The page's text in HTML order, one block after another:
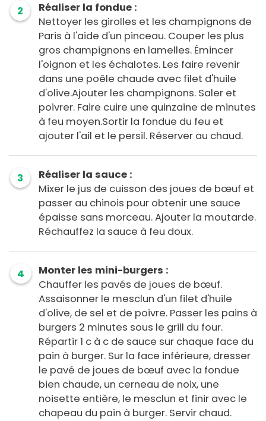
2
Réaliser la fondue :
Nettoyer les girolles et les champignons de
Paris à l'aide d'un pinceau. Couper les plus
gros champignons en lamelles. Émincer
l'oignon et les échalotes. Les faire revenir
dans une poêle chaude avec filet d'huile
d'olive.Ajouter les champignons. Saler et
poivrer. Faire cuire une quinzaine de minutes
à feu moyen.Sortir la fondue du feu et
ajouter l'ail et le persil. Réserver au chaud.
3
Réaliser la sauce :
Mixer le jus de cuisson des joues de bœuf et
passer au chinois pour obtenir une sauce
épaisse sans morceau. Ajouter la moutarde.
Réchauffez la sauce à feu doux.
4
Monter les mini-burgers :
Chauffer les pavés de joues de bœuf.
Assaisonner le mesclun d'un filet d'huile
d'olive, de sel et de poivre. Passer les pains à
burgers 2 minutes sous le grill du four.
Répartir 1 c à c de sauce sur chaque face du
pain à burger. Sur la face inférieure, dresser
le pavé de joues de bœuf avec la fondue
bien chaude, un cerneau de noix, une
noisette entière, le mesclun et finir avec le
chapeau du pain à burger. Servir chaud.